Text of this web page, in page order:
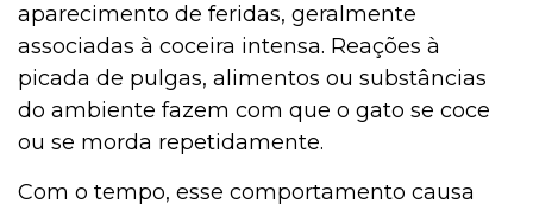
aparecimento de feridas, geralmente
associadas à coceira intensa. Reações à
picada de pulgas, alimentos ou substâncias
do ambiente fazem com que o gato se coce
ou se morda repetidamente.
Com o tempo, esse comportamento causa